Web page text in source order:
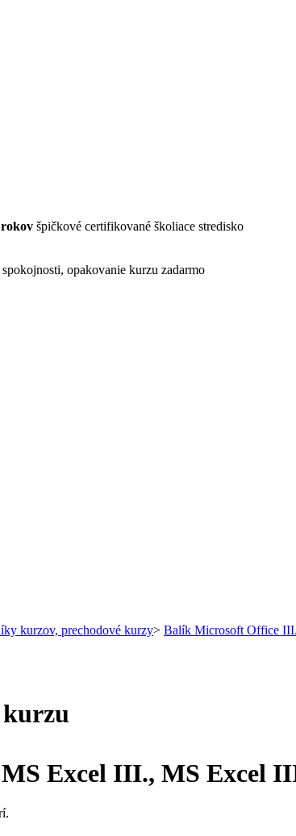
špičkové certifikované školiace stredisko
spokojnosti, opakovanie kurzu zadarmo
kurzov, prechodové kurzy> Balík Microsoft Office
Excel III., MS Excel